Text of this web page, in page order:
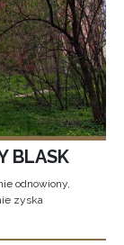
BLASK
odnowiony,
zyska